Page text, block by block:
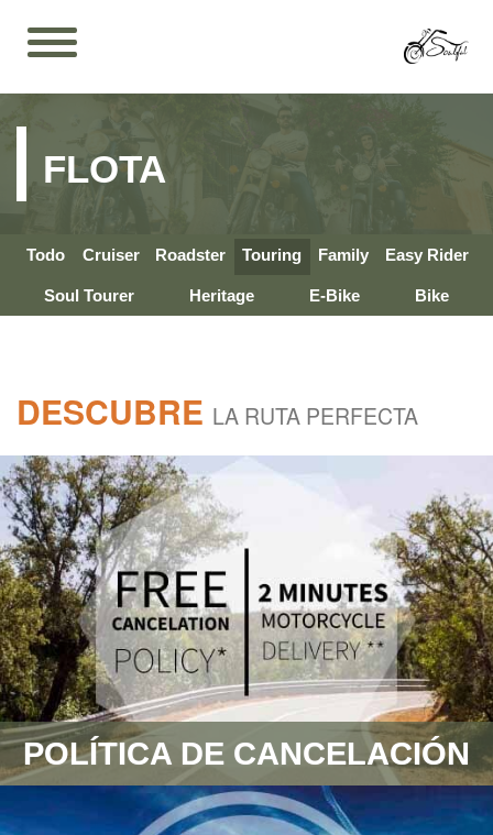
FLOTA
Todo Cruiser Roadster Touring Family Easy Rider
Soul Tourer Heritage E-Bike Bike
DESCUBRE LA RUTA PERFECTA
POLÍTICA DE CANCELACIÓN